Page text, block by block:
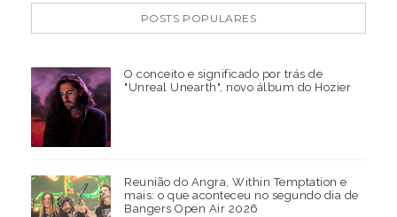
POSTS POPULARES
O conceito e significado por trás de
"Unreal Unearth", novo álbum do Hozier
Reunião do Angra, Within Temptation e
mais: o que aconteceu no segundo dia de
Bangers Open Air 2026